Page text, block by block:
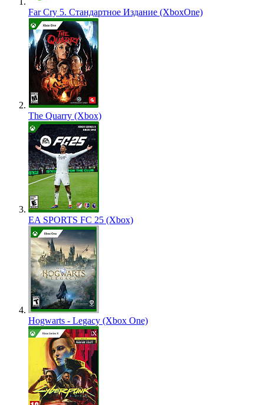
Far Cry 5. Стандартное Издание (XboxOne)
The Quarry (Xbox)
EA SPORTS FC 25 (Xbox)
Hogwarts - Legacy (Xbox One)